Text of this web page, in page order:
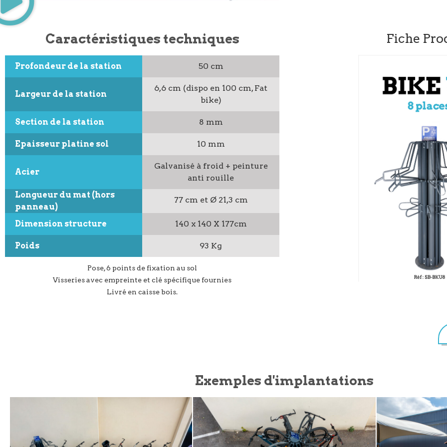
Caractéristiques techniques
Profondeur de la station 50 cm
Largeur de la station
6,6 cm (dispo en 100 cm, Fat
bike)
Section de la station 8 mm
Epaisseur platine sol 10 mm
Acier
Galvanisé à froid + peinture
anti rouille
Longueur du mat (hors
panneau)
77 cm et Ø 21,3 cm
Dimension structure 140 x 140 X 177cm
Poids 93 Kg
Pose, 6 points de fixation au sol
Visseries avec empreinte et clé spécifique fournies
Livré en caisse bois.
Fiche
Exemples d'implantations